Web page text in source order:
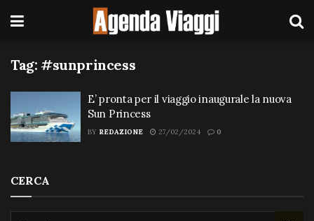
Tag: #sunprincess
E’ pronta per il viaggio inaugurale la nuova
Sun Princess
BY REDAZIONE 27/02/2024 0
CERCA